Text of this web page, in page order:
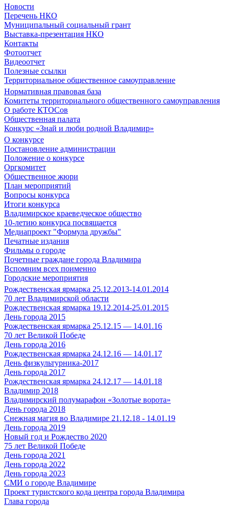
Новости
Перечень НКО
Муниципальный социальный грант
Выставка-презентация НКО
Контакты
Фотоотчет
Видеоотчет
Полезные ссылки
Территориальное общественное самоуправление
Нормативная правовая база
Комитеты территориального общественного самоуправления
О работе КТОСов
Общественная палата
Конкурс «Знай и люби родной Владимир»
О конкурсе
Постановление администрации
Положение о конкурсе
Оргкомитет
Общественное жюри
План мероприятий
Вопросы конкурса
Итоги конкурса
Владимирское краеведческое общество
10-летию конкурса посвящается
Медиапроект "Формула дружбы"
Печатные издания
Фильмы о городе
Почетные граждане города Владимира
Вспомним всех поименно
Городские мероприятия
Рождественская ярмарка 25.12.2013-14.01.2014
70 лет Владимирской области
Рождественская ярмарка 19.12.2014-25.01.2015
День города 2015
Рождественская ярмарка 25.12.15 — 14.01.16
70 лет Великой Победе
День города 2016
Рождественская ярмарка 24.12.16 — 14.01.17
День физкультурника-2017
День города 2017
Рождественская ярмарка 24.12.17 — 14.01.18
Владимир 2018
Владимирский полумарафон «Золотые ворота»
День города 2018
Снежная магия во Владимире 21.12.18 - 14.01.19
День города 2019
Новый год и Рождество 2020
75 лет Великой Победе
День города 2021
День города 2022
День города 2023
СМИ о городе Владимире
Проект туристского кода центра города Владимира
Глава города